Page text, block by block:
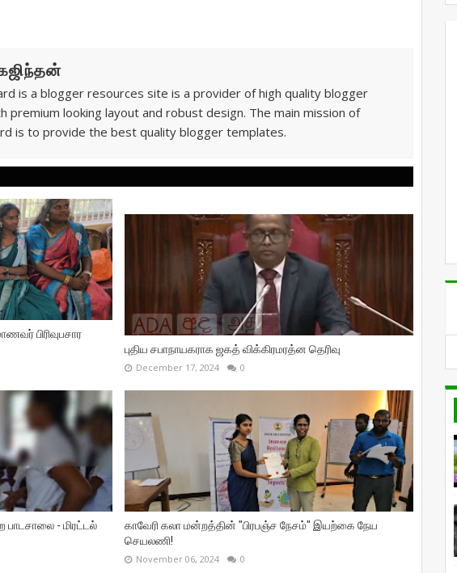
is a blogger resources site is a provider of high quality blogger
premium looking layout and robust design. The main mission of
is to provide the best quality blogger templates.
பிரிவுபசார
புதிய சபாநாயகராக ஜகத் விக்கிரமரத்ன தெரிவு
December 17, 2024 0
பாடசாலை - மிரட்டல்
காவேரி கலா மன்றத்தின் "பிரபஞ்ச நேசம்" இயற்கை நேய
செயலணி!
November 06, 2024 0